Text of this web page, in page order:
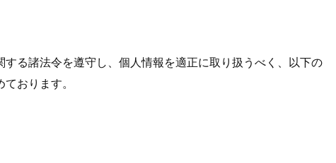
る諸法令を遵守し、個人情報を適正に取り扱うべく、以下の
おります。